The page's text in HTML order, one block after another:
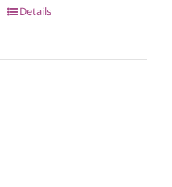
Details